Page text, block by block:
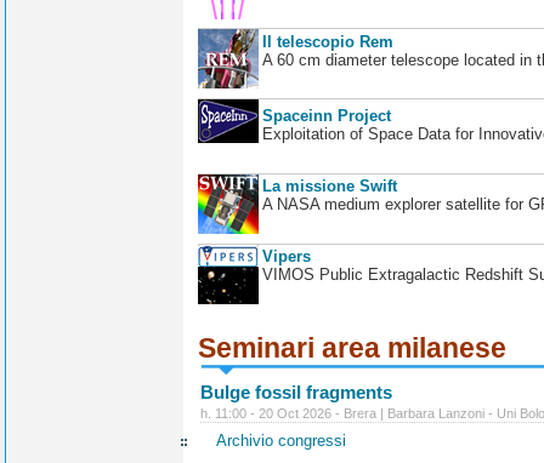
Il telescopio Rem
A 60 cm diameter telescope located in
Spaceinn Project
Exploitation of Space Data for
La missione Swift
A NASA medium explorer satellite for
Vipers
VIMOS Public Extragalactic Redshift
Seminari area milanese
Bulge fossil fragments
h. 11:00 - 20 Oct 2026 - Brera | Barbara Lanzoni - Uni
Archivio congressi